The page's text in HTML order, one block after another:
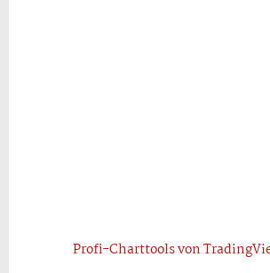
Profi-Charttools von